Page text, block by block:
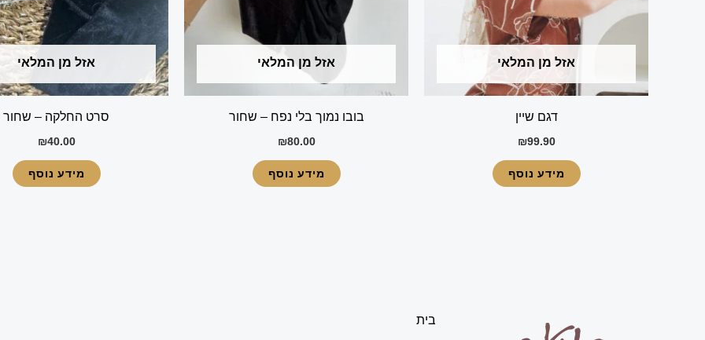
אזל מן המלאי
דגם שיין
₪99.90
מידע נוסף
אזל מן המלאי
בובו נמוך בלי נפח – שחור
₪80.00
מידע נוסף
אזל מן המלאי
סרט החלקה – שחור
₪40.00
מידע נוסף
בית